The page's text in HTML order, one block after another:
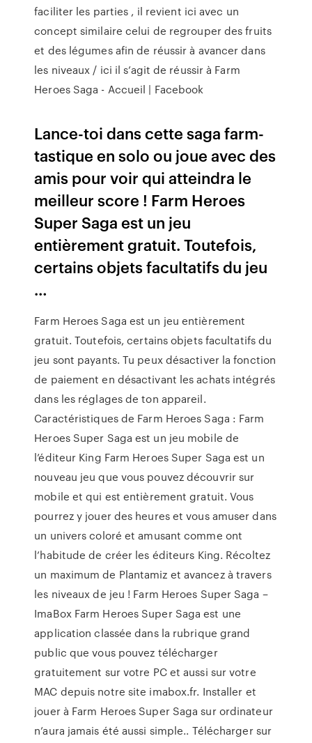
faciliter les parties , il revient ici avec un
concept similaire celui de regrouper des fruits
et des légumes afin de réussir à avancer dans
les niveaux / ici il s’agit de réussir à Farm
Heroes Saga - Accueil | Facebook
Lance-toi dans cette saga farm-
tastique en solo ou joue avec des
amis pour voir qui atteindra le
meilleur score ! Farm Heroes
Super Saga est un jeu
entièrement gratuit. Toutefois,
certains objets facultatifs du jeu
…
Farm Heroes Saga est un jeu entièrement
gratuit. Toutefois, certains objets facultatifs du
jeu sont payants. Tu peux désactiver la fonction
de paiement en désactivant les achats intégrés
dans les réglages de ton appareil.
Caractéristiques de Farm Heroes Saga : Farm
Heroes Super Saga est un jeu mobile de
l’éditeur King Farm Heroes Super Saga est un
nouveau jeu que vous pouvez découvrir sur
mobile et qui est entièrement gratuit. Vous
pourrez y jouer des heures et vous amuser dans
un univers coloré et amusant comme ont
l’habitude de créer les éditeurs King. Récoltez
un maximum de Plantamiz et avancez à travers
les niveaux de jeu ! Farm Heroes Super Saga –
ImaBox Farm Heroes Super Saga est une
application classée dans la rubrique grand
public que vous pouvez télécharger
gratuitement sur votre PC et aussi sur votre
MAC depuis notre site imabox.fr. Installer et
jouer à Farm Heroes Super Saga sur ordinateur
n’aura jamais été aussi simple.. Télécharger sur